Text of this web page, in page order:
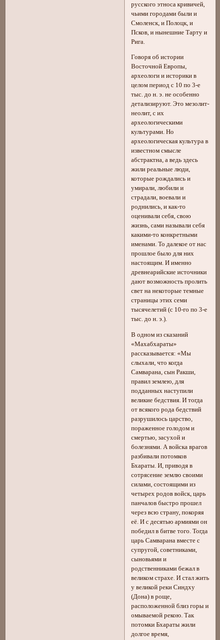
русского этноса кривичей,
чьими городами были и
Смоленск, и Полоцк, и
Псков, и нынешние Тарту и
Рига.
Говоря об истории
Восточной Европы,
археологи и историки в
целом период с 10 по 3-е
тыс. до н. э. не особенно
детализируют. Это мезолит-
неолит, с их
археологическими
культурами. Но
археологическая культура в
известном смысле
абстрактна, а ведь здесь
жили реальные люди,
которые рождались и
умирали, любили и
страдали, воевали и
роднились, и как-то
оценивали себя, свою
жизнь, сами называли себя
какими-то конкретными
именами. То далекое от нас
прошлое было для них
настоящим. И именно
древнеарийские источники
дают возможность пролить
свет на некоторые темные
страницы этих семи
тысячелетий (с 10-го по 3-е
тыс. до н. э.).
В одном из сказаний
«Махабхараты»
рассказывается: «Мы
слыхали, что когда
Самварана, сын Ракши,
правил землею, для
подданных наступили
великие бедствия. И тогда
от всякого рода бедствий
разрушилось царство,
пораженное голодом и
смертью, засухой и
болезнями. А войска врагов
разбивали потомков
Бхараты. И, приводя в
сотрясение землю своими
силами, состоящими из
четырех родов войск, царь
панчалов быстро прошел
через всю страну, покоряя
её. И с десятью армиями он
победил в битве того. Тогда
царь Самварана вместе с
супругой, советниками,
сыновьями и
родственниками бежал в
великом страхе. И стал жить
у великой реки Синдху
(Дона) в роще,
расположенной близ горы и
омываемой рекою. Так
потомки Бхараты жили
долгое время,